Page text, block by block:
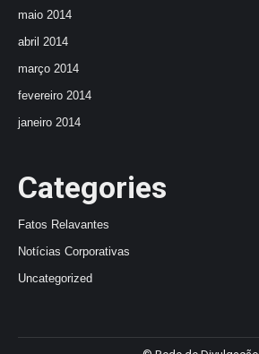
maio 2014
abril 2014
março 2014
fevereiro 2014
janeiro 2014
Categories
Fatos Relavantes
Notícias Corporativas
Uncategorized